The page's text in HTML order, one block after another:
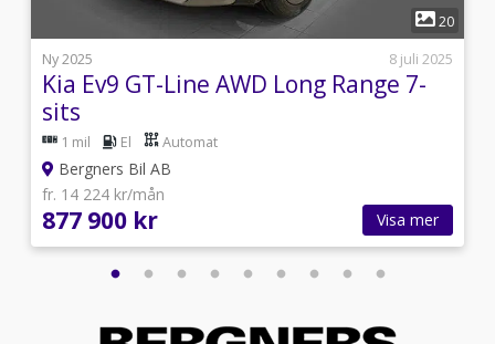
1
20
Ny 2025
8 juli 2025
Kia Ev9 GT-Line AWD Long Range 7-
sits
1 mil El Automat
Bergners Bil AB
fr. 14 224 kr/mån
877 900 kr Visa mer